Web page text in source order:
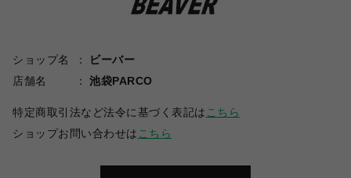
ショップ名
ビーバー
店舗名
池袋PARCO
特定商取引法など法令に基づく表記は こちら
ショップお問い合わせは こちら